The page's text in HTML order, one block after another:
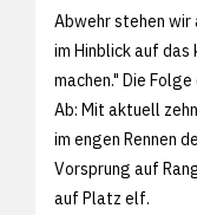
Abwehr stehen wir
im Hinblick auf das
machen." Die
Ab: Mit aktuell
im engen Rennen
Vorsprung auf
auf Platz elf.